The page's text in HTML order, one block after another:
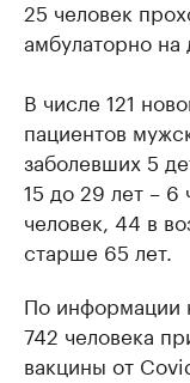
25 человек
амбулаторно
В числе 121
пациентов
заболевших 5
15 до 29 лет – 6
человек, 44 в
старше 65 лет.
По информации
742 человека
вакцины от